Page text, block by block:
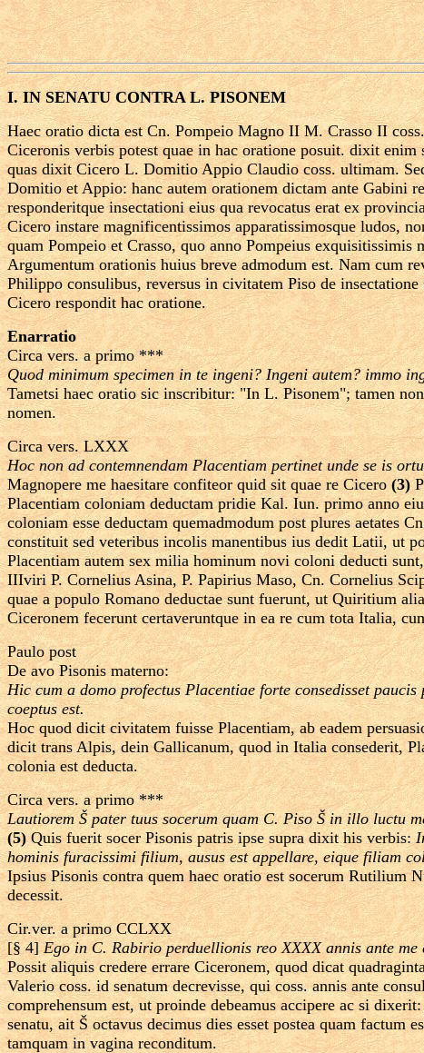
I. IN SENATU CONTRA L. PISONEM
Haec oratio dicta est Cn. Pompeio Magno II M. Crasso II
Ciceronis verbis potest quae in hac oratione posuit. dixit enim
quas dixit Cicero L. Domitio Appio Claudio coss. ultimam.
Domitio et Appio: hanc autem orationem dictam ante Gabini
responderitque insectationi eius qua revocatus erat ex
Cicero instare magnificentissimos apparatissimosque ludos,
quam Pompeio et Crasso, quo anno Pompeius
Argumentum orationis huius breve admodum est. Nam cum
Philippo consulibus, reversus in civitatem Piso de
Cicero respondit hac oratione.
Enarratio
Circa vers. a primo ***
Quod minimum specimen in te ingeni? Ingeni autem? immo
Tametsi haec oratio sic inscribitur: "In L. Pisonem"; tamen
nomen.
Circa vers. LXXX
Hoc non ad contemnendam Placentiam pertinet unde se is
Magnopere me haesitare confiteor quid sit quae re Cicero (3)
Placentiam coloniam deductam pridie Kal. Iun. primo anno
coloniam esse deductam quemadmodum post plures aetates
constituit sed veteribus incolis manentibus ius dedit Latii, ut
Placentiam autem sex milia hominum novi coloni deducti
IIIviri P. Cornelius Asina, P. Papirius Maso, Cn. Cornelius
quae a populo Romano deductae sunt fuerunt, ut Quiritium
Ciceronem fecerunt certaveruntque in ea re cum tota Italia,
Paulo post
De avo Pisonis materno:
Hic cum a domo profectus Placentiae forte consedisset
coeptus est.
Hoc quod dicit civitatem fuisse Placentiam, ab eadem
dicit trans Alpis, dein Gallicanum, quod in Italia consederit,
colonia est deducta.
Circa vers. a primo ***
Lautiorem Š pater tuus socerum quam C. Piso Š in illo luctu
(5)Quis fuerit socer Pisonis patris ipse supra dixit his verbis:
hominis furacissimi filium, ausus est appellare, eique filiam
Ipsius Pisonis contra quem haec oratio est socerum Rutilium
decessit.
Cir.ver. a primo CCLXX
[§ 4]Ego in C. Rabirio perduellionis reo XXXX annis ante
Possit aliquis credere errare Ciceronem, quod dicat
Valerio coss. id senatum decrevisse, qui coss. annis ante
comprehensum est, ut proinde debeamus accipere ac si dixerit:
senatu, ait Š octavus decimus dies esset postea quam
tamquam in vagina reconditum.